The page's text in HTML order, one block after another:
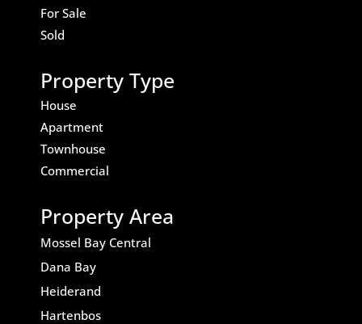
For Sale
Sold
Property Type
House
Apartment
Townhouse
Commercial
Property Area
Mossel Bay Central
Dana Bay
Heiderand
Hartenbos